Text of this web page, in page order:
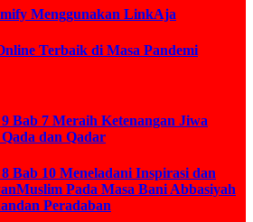
Menggunakan LinkAja
Terbaik di Masa Pandemi
Bab 7 Meraih Ketenangan Jiwa
dan Qadar
Bab 10 Meneladani Inspirasi dan
Pada Masa Bani Abbasiyah
Peradaban